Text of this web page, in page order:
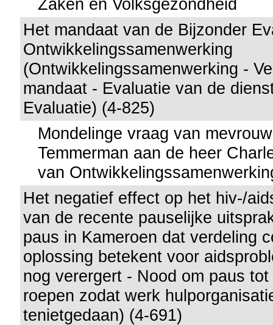
Zaken en Volksgezondheid
Het mandaat van de Bijzonder
Ontwikkelingssamenwerking
(Ontwikkelingssamenwerking -
mandaat - Evaluatie van de
Evaluatie) (4-825)
Mondelinge vraag van
Temmerman aan de heer
van
Het negatief effect op het hiv-/
van de recente pauselijke
paus in Kameroen dat verdeling
oplossing betekent voor
nog verergert - Nood om paus
roepen zodat werk
tenietgedaan) (4-691)